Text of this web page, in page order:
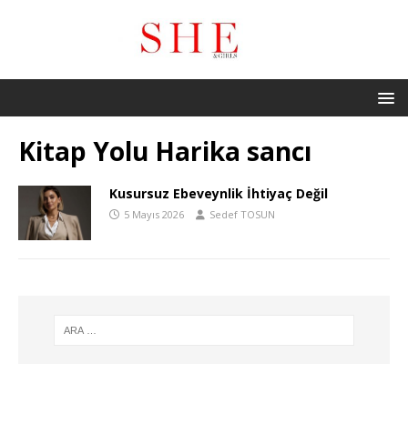
Kitap Yolu Harika sancı
Kusursuz Ebeveynlik İhtiyaç Değil
5 Mayıs 2026 Sedef TOSUN